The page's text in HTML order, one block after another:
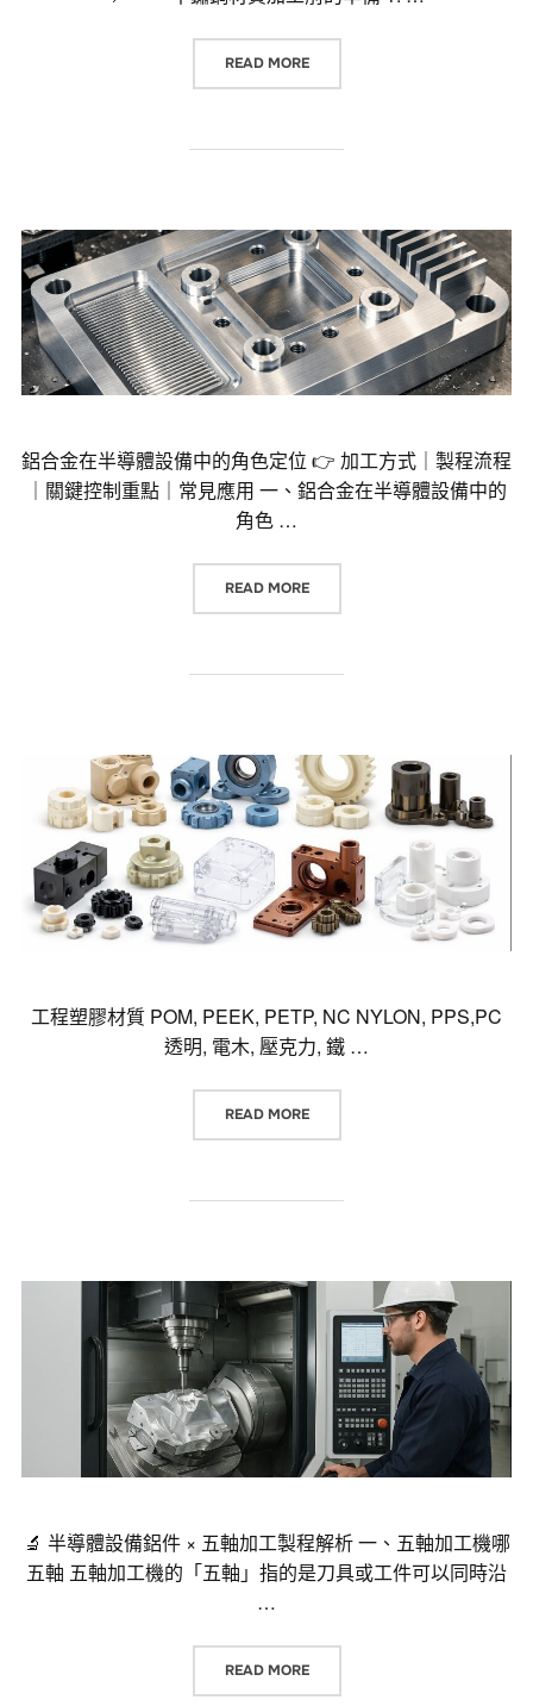
READ MORE“CNC 精密零組件 × 不鏽鋼加工 ×
鋁合金在半導體設備中的角色定位 👉 加工方式｜製程流程
｜關鍵控制重點｜常見應用 一、鋁合金在半導體設備中的
角色 …
READ MORE“鋁合金在半導體設備中的角色定
工程塑膠材質 POM, PEEK, PETP, NC NYLON, PPS,PC
透明, 電木, 壓克力, 鐵 …
READ MORE“工程塑膠材質 POM, PEEK,
🔬 半導體設備鋁件 × 五軸加工製程解析 一、五軸加工機哪
五軸 五軸加工機的「五軸」指的是刀具或工件可以同時沿
…
READ MORE“🔬 半導體設備鋁件 × 五軸加工製